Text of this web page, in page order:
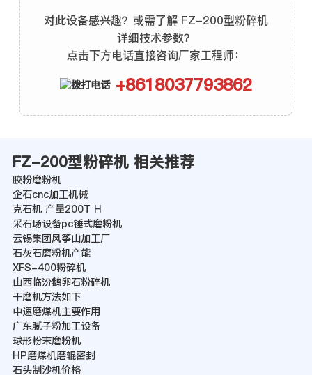
对此设备感兴趣？或需了解 FZ-200型粉碎机
详细技术参数？
点击下方电话直接咨询厂家工程师：
+8618037793862
FZ-200型粉碎机 相关推荐
胶粉磨粉机
企石cnc加工机械
克石机 产量200T H
采石场设备pc锤式磨粉机
云锡集团风筝山加工厂
石灰石磨粉机产能
XFS-400粉碎机
山西临汾鹅卵石粉碎机
干磨机方法如下
中速磨煤机主要作用
广东腻子粉加工设备
球形粉末磨粉机
HP磨煤机磨辊密封
石头制沙机价格